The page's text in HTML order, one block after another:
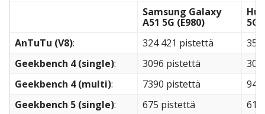
Samsung Galaxy
A51 5G (E980)
5G
AnTuTu (V8): 324 421 pistettä
Geekbench 4 (single): 3096 pistettä
Geekbench 4 (multi): 7390 pistettä
Geekbench 5 (single): 675 pistettä